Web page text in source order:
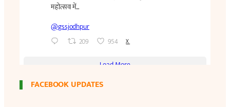
FACEBOOK UPDATES